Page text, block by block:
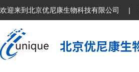
欢迎来到北京优尼康生物科技有限公司 |